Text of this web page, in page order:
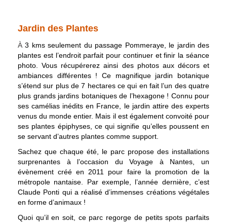
Jardin des Plantes
À3 kms seulement du passage Pommeraye, le jardin des
plantes est l’endroit parfait pour continuer et finir la séance
photo. Vous récupérerez ainsi des photos aux décors et
ambiances différentes ! Ce magnifique jardin botanique
s’étend sur plus de 7 hectares ce qui en fait l’un des quatre
plus grands jardins botaniques de l’hexagone ! Connu pour
ses camélias inédits en France, le jardin attire des experts
venus du monde entier. Mais il est également convoité pour
ses plantes épiphyses, ce qui signifie qu’elles poussent en
se servant d’autres plantes comme support.
Sachez que chaque été, le parc propose des installations
surprenantes à l’occasion du Voyage à Nantes, un
évènement créé en 2011 pour faire la promotion de la
métropole nantaise. Par exemple, l’année dernière, c’est
Claude Ponti qui a réalisé d’immenses créations végétales
en forme d’animaux !
Quoi qu’il en soit, ce parc regorge de petits spots parfaits